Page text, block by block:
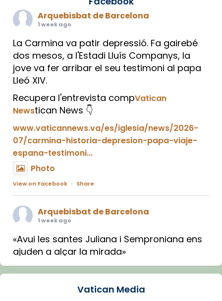
Arquebisbat de Barcelona
1 week ago
La Carmina va patir depressió. Fa gairebé
dos mesos, a l'Estadi Lluís Companys, la
jove va fer arribar el seu testimoni al papa
Lleó XIV.
Recupera l'entrevista compVatican
Newstican News 👇
www.vaticannews.va/es/iglesia/news/2026-
07/carmina-historia-depresion-papa-viaje-
espana-testimoni...
Photo
View on Facebook · Share
Arquebisbat de Barcelona
1 week ago
«Avui les santes Juliana i Semproniana ens
ajuden a alçar la mirada»
Mons. Sergi Gordo, bisbe de Tortosa, ha
Santes de Mataró.Vatican Media